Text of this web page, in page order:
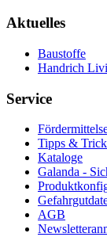
Aktuelles
Baustoffe
Handrich
Service
Tipps &
Kataloge
Galanda -
AGB